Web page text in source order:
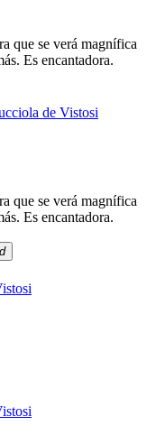
que se verá magnífica
Es encantadora.
que se verá magnífica
Es encantadora.